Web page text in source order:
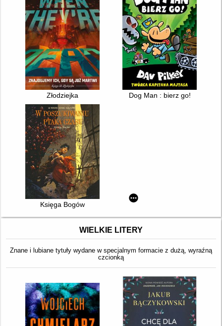
Złodziejka Dog Man : bierz go!
Księga Bogów
WIELKIE LITERY
Znane i lubiane tytuły wydane w specjalnym formacie z dużą, wyraźną
czcionką